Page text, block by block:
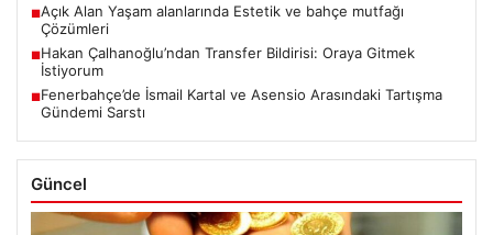
■Açık Alan Yaşam alanlarında Estetik ve bahçe mutfağı
Çözümleri
■Hakan Çalhanoğlu’ndan Transfer Bildirisi: Oraya Gitmek
İstiyorum
■Fenerbahçe’de İsmail Kartal ve Asensio Arasındaki Tartışma
Gündemi Sarstı
Güncel